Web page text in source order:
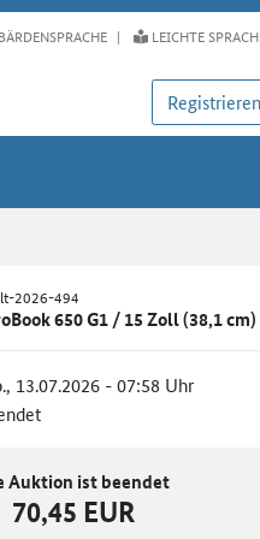
LEICHTE
Registrieren
2026-494
650 G1 / 15 Zoll (38,1 cm)
13.07.2026 - 07:58 Uhr
Auktion ist beendet
70,45 EUR